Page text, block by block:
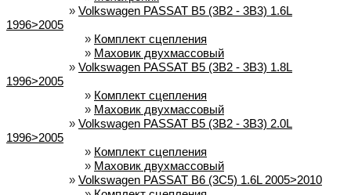
» Volkswagen PASSAT B5 (3B2 - 3B3) 1.6L
1996>2005
» Комплект сцепления
» Маховик двухмассовый
» Volkswagen PASSAT B5 (3B2 - 3B3) 1.8L
1996>2005
» Комплект сцепления
» Маховик двухмассовый
» Volkswagen PASSAT B5 (3B2 - 3B3) 2.0L
1996>2005
» Комплект сцепления
» Маховик двухмассовый
» Volkswagen PASSAT B6 (3C5) 1.6L 2005>2010